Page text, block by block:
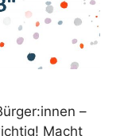
–
Macht